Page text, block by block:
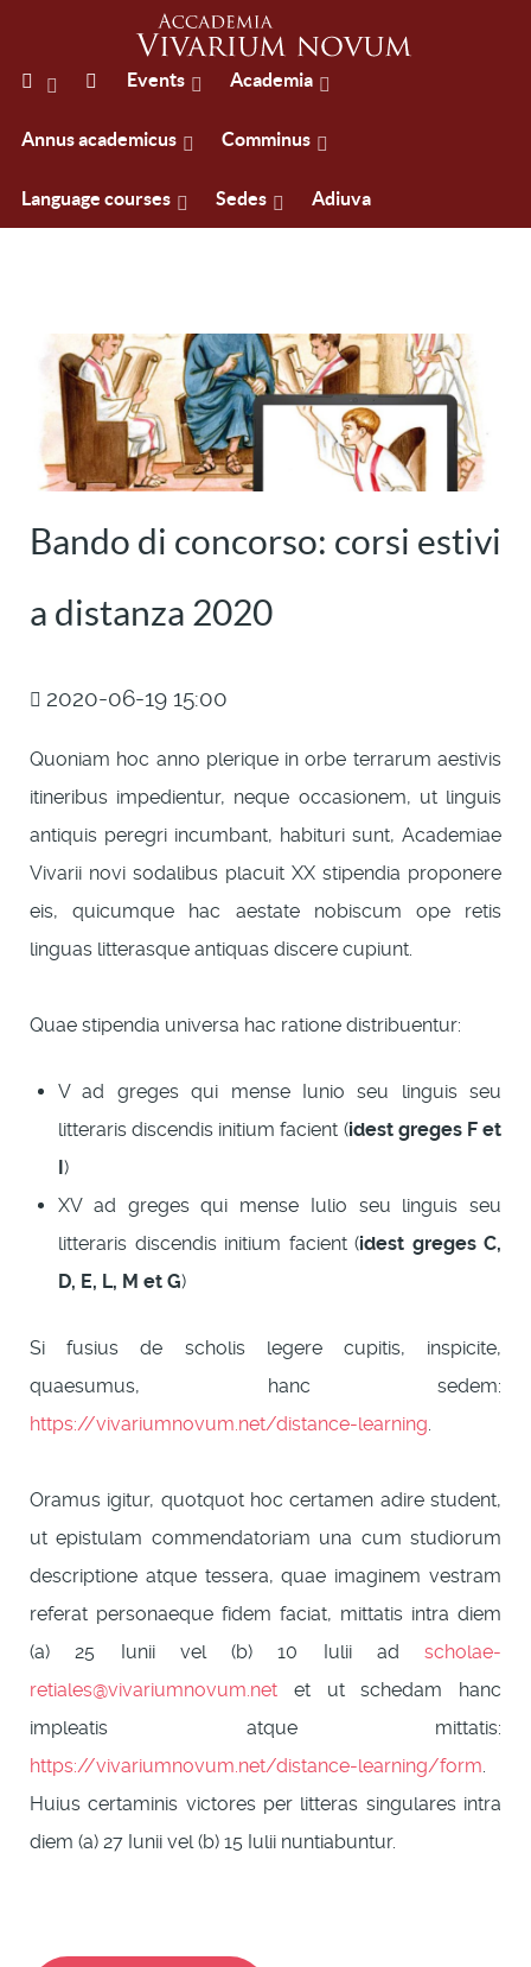
Events Academia
Annus academicus Comminus
Language courses Sedes Adiuva
Bando di concorso: corsi estivi
a distanza 2020
2020-06-19 15:00
Quoniam hoc anno plerique in orbe terrarum aestivis
itineribus impedientur, neque occasionem, ut linguis
antiquis peregri incumbant, habituri sunt, Academiae
Vivarii novi sodalibus placuit XX stipendia proponere
eis, quicumque hac aestate nobiscum ope retis
linguas litterasque antiquas discere cupiunt.
Quae stipendia universa hac ratione distribuentur:
V ad greges qui mense Iunio seu linguis seu
litteraris discendis initium facient (idest greges F et
I)
XV ad greges qui mense Iulio seu linguis seu
litteraris discendis initium facient (idest greges C,
D, E, L, M et G)
Si fusius de scholis legere cupitis, inspicite,
quaesumus, hanc sedem:
https://vivariumnovum.net/distance-learning
Oramus igitur, quotquot hoc certamen adire student,
ut epistulam commendatoriam una cum studiorum
descriptione atque tessera, quae imaginem vestram
referat personaeque fidem faciat, mittatis intra diem
(a) 25 Iunii vel (b) 10 Iulii ad scholae-
retiales@vivariumnovum.net et ut schedam hanc
impleatis atque mittatis:
https://vivariumnovum.net/distance-learning/form
Huius certaminis victores per litteras singulares intra
diem (a) 27 Iunii vel (b) 15 Iulii nuntiabuntur.